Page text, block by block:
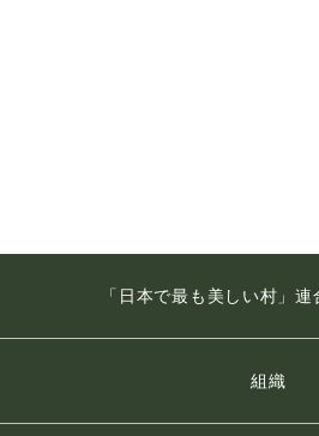
「日本で最も美しい村」
組織